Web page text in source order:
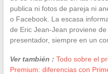
publica ni fotos de pareja ni
o Facebook. La escasa
de Eric Jean-Jean proviene
presentador, siempre en un
Ver también : Todo sobre el
Premium: diferencias con